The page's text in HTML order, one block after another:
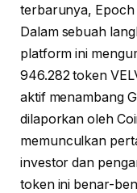
terbarunya, Epoch
Dalam sebuah
platform ini
946.282 token
aktif menambang
dilaporkan oleh
memunculkan
investor dan
token ini benar-